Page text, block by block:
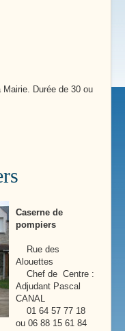
Durée de 30 ou
Caserne de
pompiers
Rue des
Alouettes
Chef de Centre :
Adjudant Pascal
CANAL
01 64 57 77 18
ou 06 88 15 61 84